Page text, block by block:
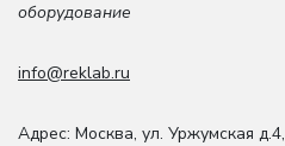
оборудование
info@reklab.ru
Адрес: Москва, ул. Уржумская д.4,